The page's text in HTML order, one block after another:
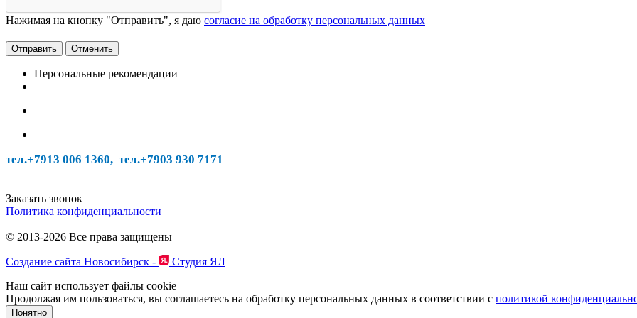
Нажимая на кнопку "Отправить", я даю согласие на обработку персональных данных
Отменить
Персональные рекомендации
тел.+7913 006 1360, тел.+7903 930 7171
Заказать звонок
Политика конфиденциальности
© 2013-2026 Все права защищены
Создание сайта Новосибирск -
Студия ЯЛ
Наш сайт использует файлы cookie
Продолжая им пользоваться, вы соглашаетесь на обработку персональных данных в соответствии с политикой
Понятно